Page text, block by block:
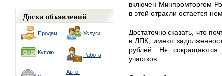
Доска объявлений
Продам Услуги
Куплю Работа
Авто-
включен Минпромторгом
в этой отрасли остается
Достаточно сказать, что
в ЛПК, имеют
рублей. Не
участков.